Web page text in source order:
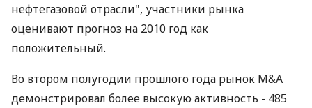
нефтегазовой отрасли", участники рынка
оценивают прогноз на 2010 год как
положительный.
Во втором полугодии прошлого года рынок M&A
демонстрировал более высокую активность - 485